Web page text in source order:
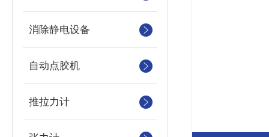
消除静电设备
自动点胶机
推拉力计